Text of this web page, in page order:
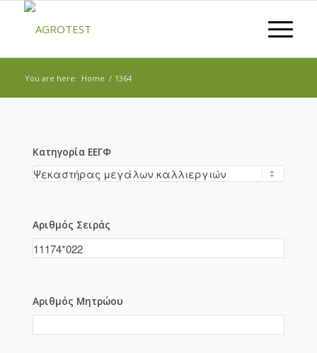
You are here: Home / 1364
Κατηγορία ΕΕΓΦ
Αριθμός Σειράς
Αριθμός Μητρώου